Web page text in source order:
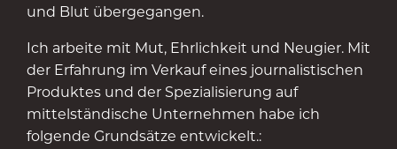
und Blut übergegangen.
Ich arbeite mit Mut, Ehrlichkeit und Neugier. Mit
der Erfahrung im Verkauf eines journalistischen
Produktes und der Spezialisierung auf
mittelständische Unternehmen habe ich
folgende Grundsätze entwickelt.: